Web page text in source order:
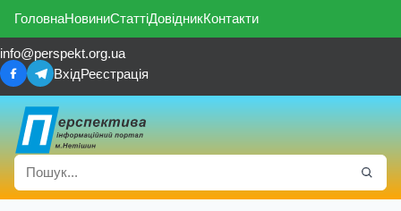
ГоловнаНовиниСтаттіДовідникКонтакти
info@perspekt.org.ua
ВхідРеєстрація